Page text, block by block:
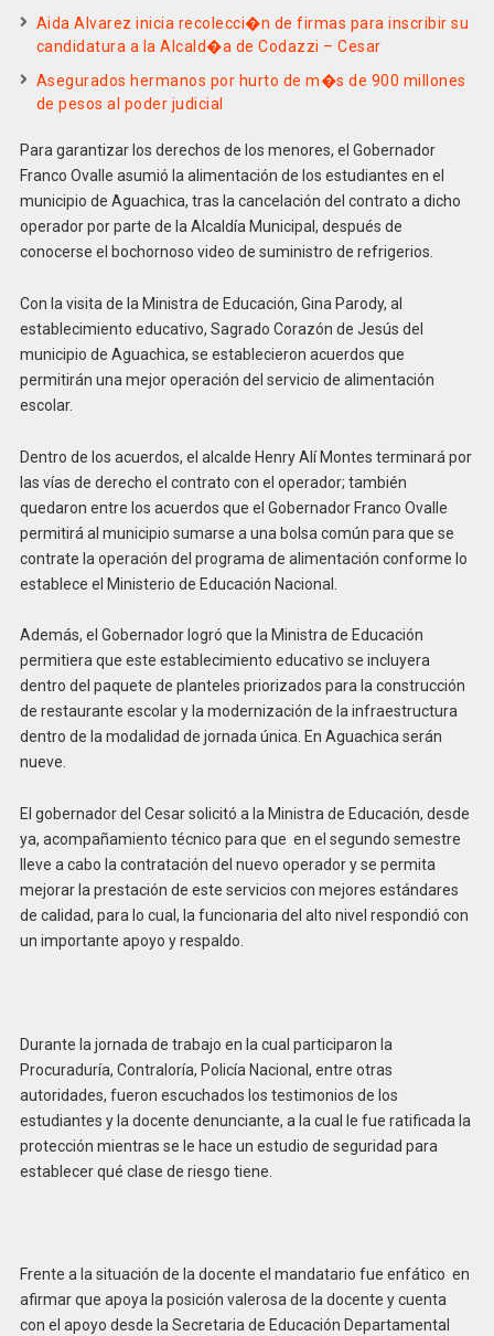
Aida Alvarez inicia recolecci�n de firmas para inscribir su
candidatura a la Alcald�a de Codazzi – Cesar
Asegurados hermanos por hurto de m�s de 900 millones
de pesos al poder judicial
Para garantizar los derechos de los menores, el Gobernador
Franco Ovalle asumió la alimentación de los estudiantes en el
municipio de Aguachica, tras la cancelación del contrato a dicho
operador por parte de la Alcaldía Municipal, después de
conocerse el bochornoso video de suministro de refrigerios.
Con la visita de la Ministra de Educación, Gina Parody, al
establecimiento educativo, Sagrado Corazón de Jesús del
municipio de Aguachica, se establecieron acuerdos que
permitirán una mejor operación del servicio de alimentación
escolar.
Dentro de los acuerdos, el alcalde Henry Alí Montes terminará por
las vías de derecho el contrato con el operador; también
quedaron entre los acuerdos que el Gobernador Franco Ovalle
permitirá al municipio sumarse a una bolsa común para que se
contrate la operación del programa de alimentación conforme lo
establece el Ministerio de Educación Nacional.
Además, el Gobernador logró que la Ministra de Educación
permitiera que este establecimiento educativo se incluyera
dentro del paquete de planteles priorizados para la construcción
de restaurante escolar y la modernización de la infraestructura
dentro de la modalidad de jornada única. En Aguachica serán
nueve.
El gobernador del Cesar solicitó a la Ministra de Educación, desde
ya, acompañamiento técnico para que en el segundo semestre
lleve a cabo la contratación del nuevo operador y se permita
mejorar la prestación de este servicios con mejores estándares
de calidad, para lo cual, la funcionaria del alto nivel respondió con
un importante apoyo y respaldo.
Durante la jornada de trabajo en la cual participaron la
Procuraduría, Contraloría, Policía Nacional, entre otras
autoridades, fueron escuchados los testimonios de los
estudiantes y la docente denunciante, a la cual le fue ratificada la
protección mientras se le hace un estudio de seguridad para
establecer qué clase de riesgo tiene.
Frente a la situación de la docente el mandatario fue enfático en
afirmar que apoya la posición valerosa de la docente y cuenta
con el apoyo desde la Secretaria de Educación Departamental